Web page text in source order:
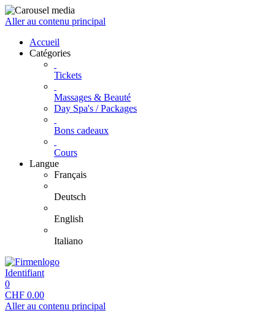
Aller au contenu principal
Accueil
Catégories
Tickets
Massages & Beauté
Day Spa's / Packages
Bons cadeaux
Cours
Langue
Français
Deutsch
English
Italiano
Identifiant
0
CHF 0.00
Aller au contenu principal